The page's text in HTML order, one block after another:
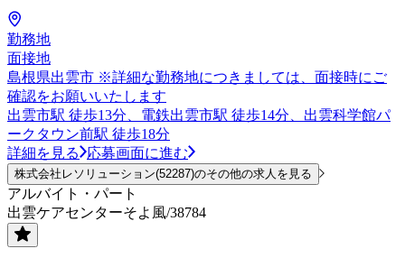
勤務地
面接地
島根県出雲市 ※詳細な勤務地につきましては、面接時にご
確認をお願いいたします
出雲市駅 徒歩13分、電鉄出雲市駅 徒歩14分、出雲科学館パ
ークタウン前駅 徒歩18分
詳細を見る
応募画面に進む
株式会社レソリューション(52287)のその他の求人を見る
アルバイト・パート
出雲ケアセンターそよ風/38784